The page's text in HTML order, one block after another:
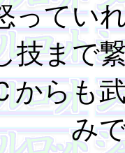
ってい
技まで
からも
み